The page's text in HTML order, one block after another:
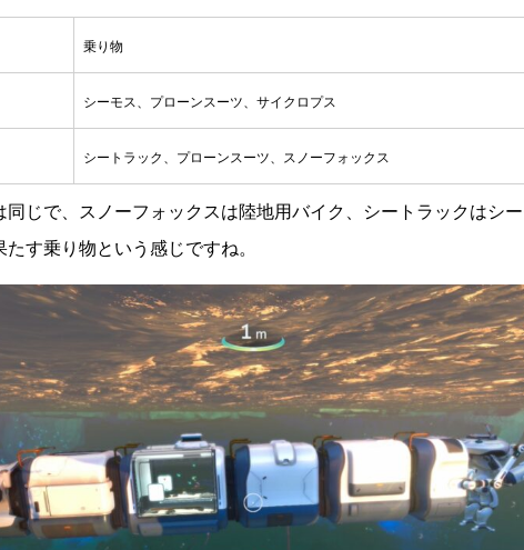
乗り物
シーモス、プローンスーツ、サイクロプス
シートラック、プローンスーツ、スノーフォックス
同じで、スノーフォックスは陸地用バイク、シートラックはシ
たす乗り物という感じですね。